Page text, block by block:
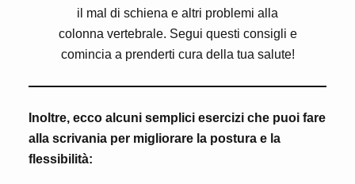
il mal di schiena e altri problemi alla
colonna vertebrale. Segui questi consigli e
comincia a prenderti cura della tua salute!
Inoltre, ecco alcuni semplici esercizi che puoi fare
alla scrivania per migliorare la postura e la
flessibilità: